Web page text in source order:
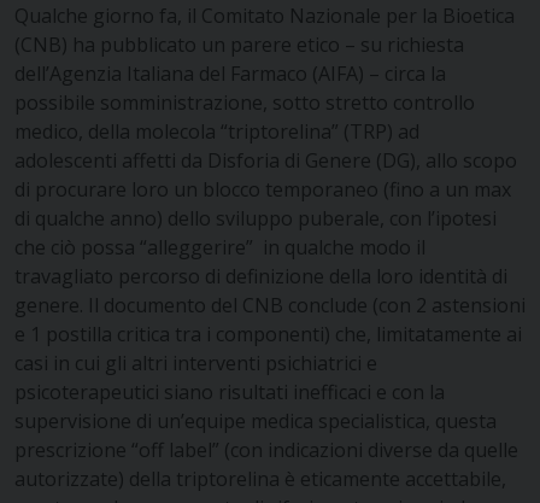
Qualche giorno fa, il Comitato Nazionale per la Bioetica
(CNB) ha pubblicato un parere etico – su richiesta
dell’Agenzia Italiana del Farmaco (AIFA) – circa la
possibile somministrazione, sotto stretto controllo
medico, della molecola “triptorelina” (TRP) ad
adolescenti affetti da Disforia di Genere (DG), allo scopo
di procurare loro un blocco temporaneo (fino a un max
di qualche anno) dello sviluppo puberale, con l’ipotesi
che ciò possa “alleggerire” in qualche modo il
travagliato percorso di definizione della loro identità di
genere. Il documento del CNB conclude (con 2 astensioni
e 1 postilla critica tra i componenti) che, limitatamente ai
casi in cui gli altri interventi psichiatrici e
psicoterapeutici siano risultati inefficaci e con la
supervisione di un’equipe medica specialistica, questa
prescrizione “off label” (con indicazioni diverse da quelle
autorizzate) della triptorelina è eticamente accettabile,